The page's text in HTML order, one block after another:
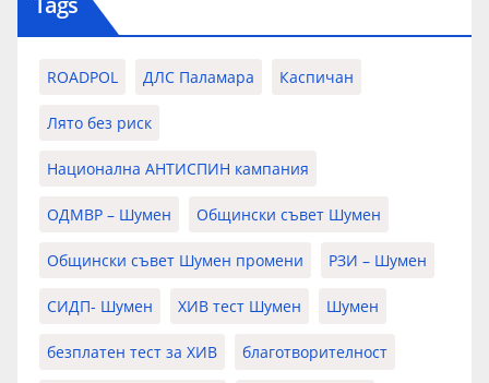
ROADPOL ДЛС Паламара Каспичан
Лято без риск
Национална АНТИСПИН кампания
ОДМВР – Шумен Общински съвет Шумен
Общински съвет Шумен промени РЗИ – Шумен
СИДП- Шумен ХИВ тест Шумен Шумен
безплатен тест за ХИВ благотворителност